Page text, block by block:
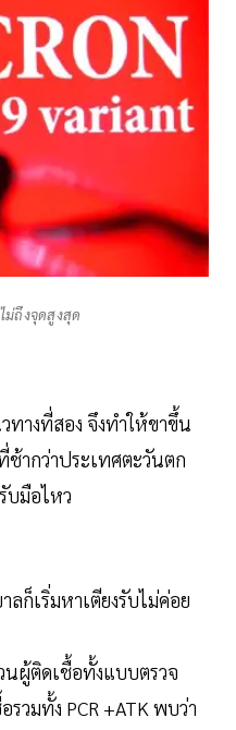
ม่ถึงจุดสูงสุด
ทางที่สอง จึงทำให้ขาขึ้น
ช้ากว่าประเทศตะวันตก
บมือไหว
ลก็เริ่มหาเตียงรับไม่ค่อย
นผู้ติดเชื้อทั้งแบบตรวจ
วมทั้ง PCR +ATK พบว่า